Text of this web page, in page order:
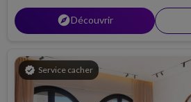
exploreDécouvrir
verified Service cacher